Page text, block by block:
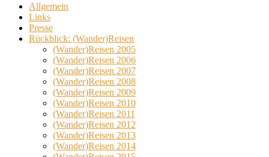
Allgemein
Links
Presse
Rückblick: (Wander)Reisen
(Wander)Reisen 2005
(Wander)Reisen 2006
(Wander)Reisen 2007
(Wander)Reisen 2008
(Wander)Reisen 2009
(Wander)Reisen 2010
(Wander)Reisen 2011
(Wander)Reisen 2012
(Wander)Reisen 2013
(Wander)Reisen 2014